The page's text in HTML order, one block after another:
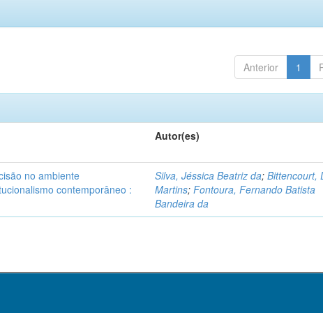
Anterior 1
Autor(es)
no ambiente
contemporâneo :
Silva, Jéssica Beatriz da;Bittencourt,
Martins;Fontoura, Fernando Batista
Bandeira da